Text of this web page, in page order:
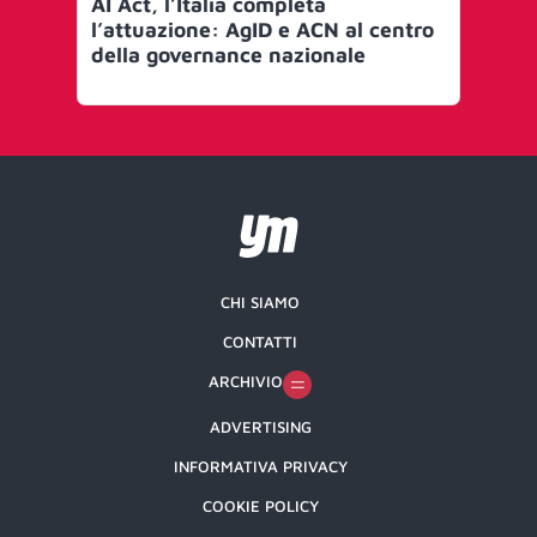
l’attuazione: AgID e ACN al centro
della governance nazionale
CHI SIAMO
CONTATTI
ARCHIVIO
ADVERTISING
INFORMATIVA PRIVACY
COOKIE POLICY